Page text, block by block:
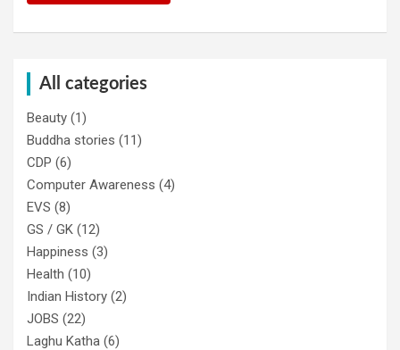
All categories
Beauty (1)
Buddha stories (11)
CDP (6)
Computer Awareness (4)
EVS (8)
GS / GK (12)
Happiness (3)
Health (10)
Indian History (2)
JOBS (22)
Laghu Katha (6)